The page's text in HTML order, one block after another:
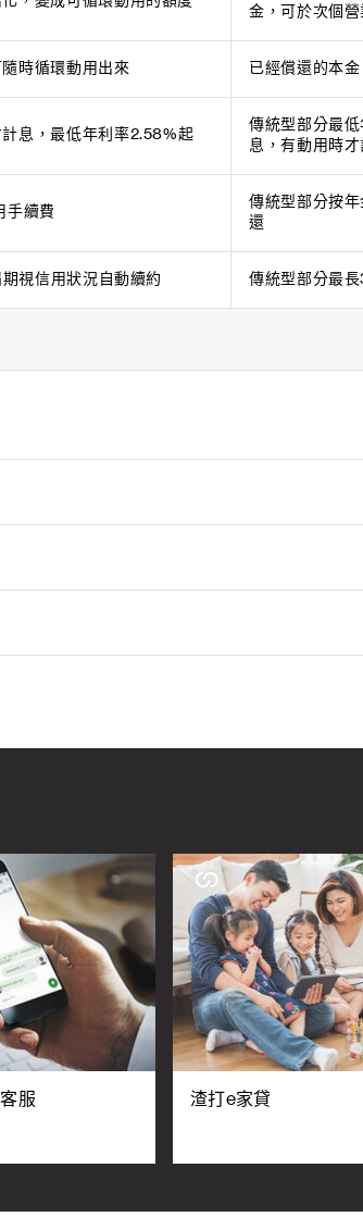
金，可於次個
時循環動用出來 已經償還的本
息，最低年利率2.58%起
傳統型部分最
息，有動用時
手續費
傳統型部分按
還
視信用狀況自動續約 傳統型部分最
服 渣打e家貸